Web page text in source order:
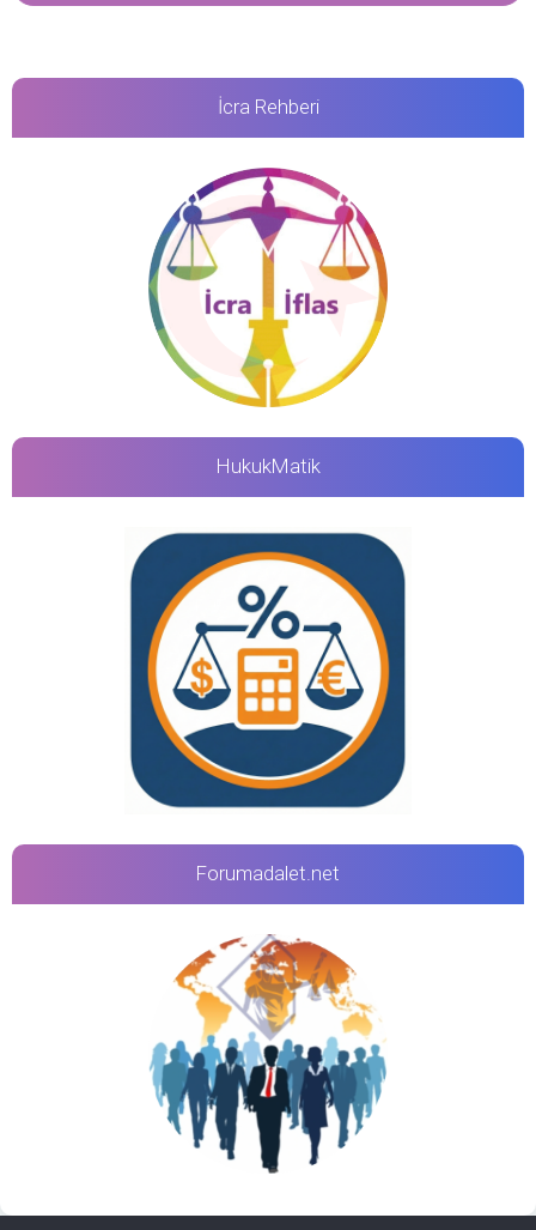
İcra Rehberi
HukukMatik
Forumadalet.net